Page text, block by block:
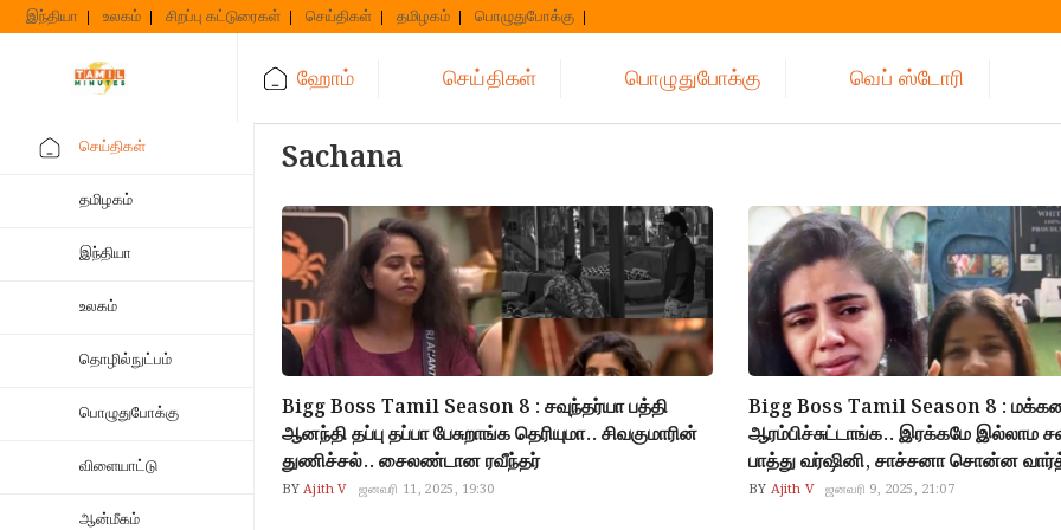
Skip
to
இந்தியா உலகம் சிறப்பு கட்டுரைகள் செய்திகள் தமிழகம் பொழுதுபோக்கு
ஹோம் செய்திகள் பொழுதுபோக்கு வெப் ஸ்டோரி
செய்திகள்
தமிழகம்
இந்தியா
உலகம்
தொழில்நுட்பம்
பொழுதுபோக்கு
விளையாட்டு
ஆன்மீகம்
Sachana
Bigg Boss Tamil Season 8 : சவுந்தர்யா பத்தி
ஆனந்தி தப்பு தப்பா பேசுறாங்க தெரியுமா.. சிவகுமாரின்
துணிச்சல்.. சைலண்டான ரவீந்தர்
BYAjith V ஜனவரி 11, 2025, 19:30
Bigg Boss Tamil Season 8 :
ஆரம்பிச்சுட்டாங்க.. இரக்கமே இல்லாம
பாத்து வர்ஷினி, சாச்சனா சொன்ன
BY Ajith V ஜனவரி 9, 2025, 21:07